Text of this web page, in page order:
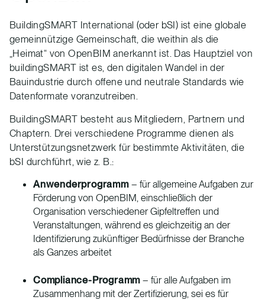
BuildingSMART International (oder bSI) ist eine globale
gemeinnützige Gemeinschaft, die weithin als die
„Heimat“ von OpenBIM anerkannt ist. Das Hauptziel von
buildingSMART ist es, den digitalen Wandel in der
Bauindustrie durch offene und neutrale Standards wie
Datenformate voranzutreiben.
BuildingSMART besteht aus Mitgliedern, Partnern und
Chaptern. Drei verschiedene Programme dienen als
Unterstützungsnetzwerk für bestimmte Aktivitäten, die
bSI durchführt, wie z. B.:
Anwenderprogramm– für allgemeine Aufgaben zur
Förderung von OpenBIM, einschließlich der
Organisation verschiedener Gipfeltreffen und
Veranstaltungen, während es gleichzeitig an der
Identifizierung zukünftiger Bedürfnisse der Branche
als Ganzes arbeitet
Compliance-Programm – für alle Aufgaben im
Zusammenhang mit der Zertifizierung, sei es für